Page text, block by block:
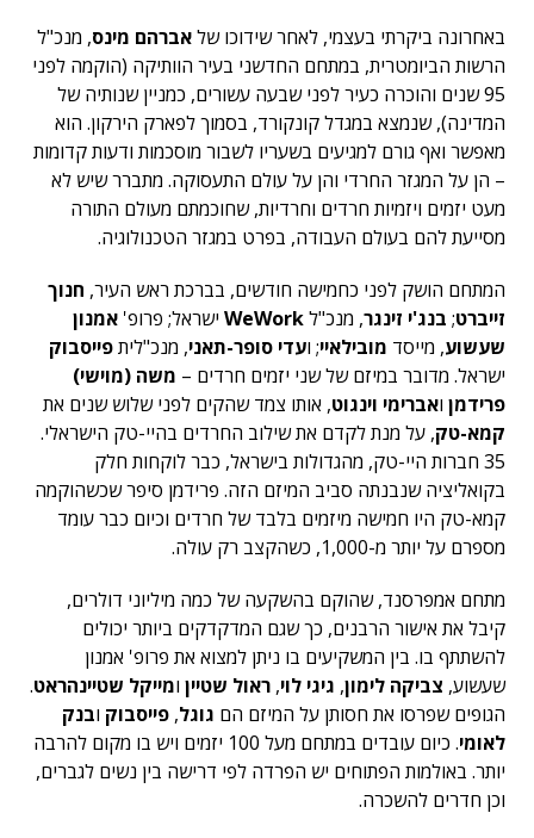
באחרונה ביקרתי בעצמי, לאחר שידוכו שלאברהם מינס, מנכ"ל
הרשות הביומטרית, במתחם החדשני בעיר הוותיקה (הוקמה לפני
95 שנים והוכרה כעיר לפני שבעה עשורים, כמניין שנותיה של
המדינה), שנמצא במגדל קונקורד, בסמוך לפארק הירקון. הוא
מאפשר ואף גורם למגיעים בשעריו לשבור מוסכמות ודעות קדומות
– הן על המגזר החרדי והן על עולם התעסוקה. מתברר שיש לא
מעט יזמים ויזמיות חרדים וחרדיות, שחוכמתם מעולם התורה
מסייעת להם בעולם העבודה, בפרט במגזר הטכנולוגיה.
המתחם הושק לפני כחמישה חודשים, בברכת ראש העיר, חנוך
זייברט; בנג'י זינגר, מנכ"לWeWork ישראל; פרופ' אמנון
שעשוע, מייסד מובילאיי; ועדי סופר-תאני, מנכ"ליתפייסבוק
ישראל. מדובר במיזם של שני יזמים חרדים – משה (מוישי)
פרידמן ואברימי וינגוט, אותו צמד שהקים לפני שלוש שנים את
קמא-טק, על מנת לקדם את שילוב החרדים בהיי-טק הישראלי.
35 חברות היי-טק, מהגדולות בישראל, כבר לוקחות חלק
בקואליציה שנבנתה סביב המיזם הזה. פרידמן סיפר שכשהוקמה
קמא-טק היו חמישה מיזמים בלבד של חרדים וכיום כבר עומד
מספרם על יותר מ-1,000, כשהקצב רק עולה.
מתחם אמפרסנד, שהוקם בהשקעה של כמה מיליוני דולרים,
קיבל את אישור הרבנים, כך שגם המדקדקים ביותר יכולים
להשתתף בו. בין המשקיעים בו ניתן למצוא את פרופ' אמנון
שעשוע, צביקה לימון, גיגי לוי, ראול שטיין ומייקל שטיינהראט.
הגופים שפרסו את חסותן על המיזם הם גוגל, פייסבוק ובנק
לאומי
. כיום עובדים במתחם מעל 100 יזמים ויש בו מקום להרבה
יותר. באולמות הפתוחים יש הפרדה לפי דרישה בין נשים לגברים,
וכן חדרים להשכרה.